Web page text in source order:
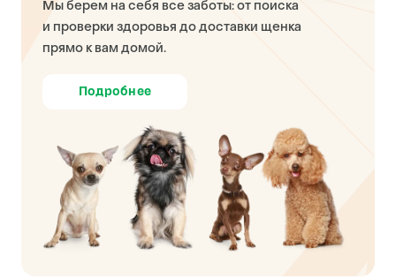
Мы берем на себя все заботы: от поиска
и проверки здоровья до доставки щенка
прямо к вам домой.
Подробнее